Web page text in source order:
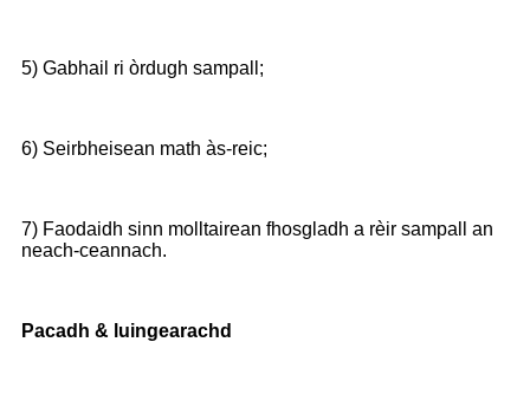
5) Gabhail ri òrdugh sampall;
6) Seirbheisean math às-reic;
7) Faodaidh sinn molltairean fhosgladh a rèir sampall an
neach-ceannach.
Pacadh & luingearachd